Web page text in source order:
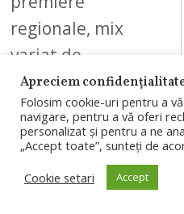
regionale, mix
variat de…
10
Apreciem
Folosim cookie-uri pentru a
navigare, pentru a vă oferi
personalizat și pentru a ne
„Accept toate”, sunteți de
Cookie setari
Accept